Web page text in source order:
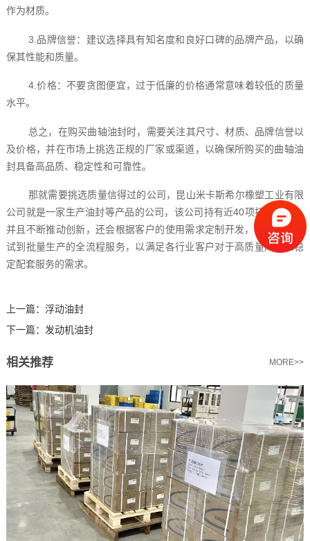
作为材质。
3.品牌信誉：建议选择具有知名度和良好口碑的品牌产品，以确
保其性能和质量。
4.价格：不要贪图便宜，过于低廉的价格通常意味着较低的质量
水平。
总之，在购买曲轴油封时，需要关注其尺寸、材质、品牌信誉以
及价格，并在市场上挑选正规的厂家或渠道，以确保所购买的曲轴油
封具备高品质、稳定性和可靠性。
那就需要挑选质量信得过的公司，昆山米卡斯希尔橡塑工业有限
公司就是一家生产油封等产品的公司，该公司持有近40项技术专利，
并且不断推动创新，还会根据客户的使用需求定制开发，并提供从测
试到批量生产的全流程服务，以满足各行业客户对于高质量产品和稳
定配套服务的需求。
上一篇： 浮动油封
下一篇： 发动机油封
相关推荐 MORE>>